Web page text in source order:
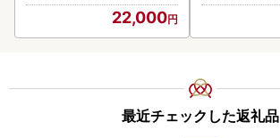
22,000
最近チェックした返礼品